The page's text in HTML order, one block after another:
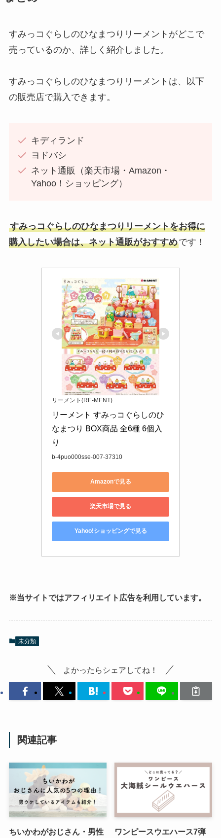
すみっコぐらしのひなまつりリーメントがどこで
売っているのか、詳しく紹介しました。
すみっコぐらしのひなまつりリーメントは、以下
の販売店で購入できます。
キディランド
ヨドバシ
ネット通販（楽天市場・Amazon・
Yahoo！ショッピング）
すみっコぐらしのひなまつりリーメントをお得に
購入したい場合は、ネット通販がおすすめです！
リーメント(RE-MENT)
リーメント すみっコぐらしのひ
なまつり BOX商品 全6種 6個入
り
b-4puo000sse-007-37310
Amazonで見る
楽天市場で見る
Yahoo!ショッピングで見る
※当サイトではアフィリエイト広告を利用しています。
未分類
よかったらシェアしてね！
関連記事
ちいかわがおじさん・男性
ワンピースウエハース7弾